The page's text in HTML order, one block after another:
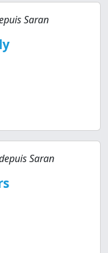
Saran
Saran